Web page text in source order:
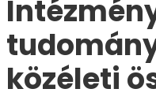
közéleti